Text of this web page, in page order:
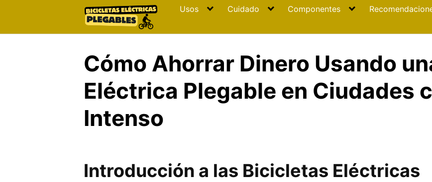
Usos Cuidado Componentes
Cómo Ahorrar Dinero Usando
Eléctrica Plegable en Ciudades
Intenso
Introducción a las Bicicletas Eléctricas